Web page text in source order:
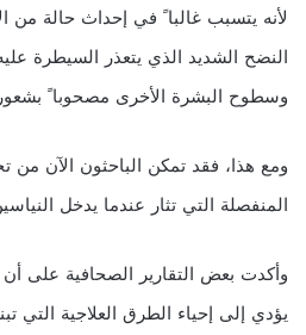
لأنه يتسبب غالبا ً في إحداث حالة من
النضح الشديد الذي يتعذر السيطرة
وسطوح البشرة الأخرى مصحوبا
ومع هذا، فقد تمكن الباحثون الآن من
المنفصلة التي تثار عندما يدخل
وأكدت بعض التقارير الصحافية على
يؤدي إلى إحياء الطرق العلاجية